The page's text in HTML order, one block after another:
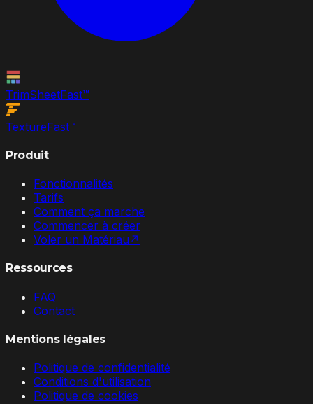
TrimSheetFast™
TextureFast™
Produit
Fonctionnalités
Tarifs
Comment ça marche
Commencer à créer
Voler un Matériau ↗
Ressources
FAQ
Contact
Mentions légales
Politique de confidentialité
Conditions d'utilisation
Politique de cookies